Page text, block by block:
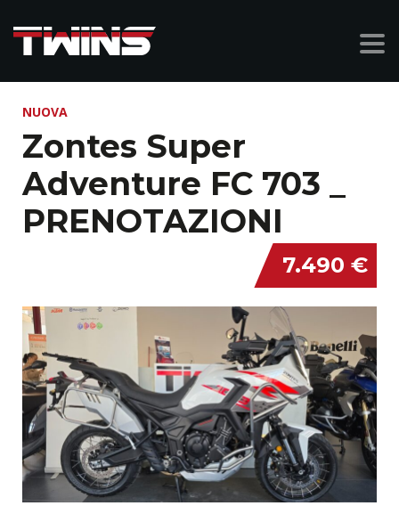
NUOVA
Zontes Super
Adventure FC 703 _
PRENOTAZIONI
7.490 €